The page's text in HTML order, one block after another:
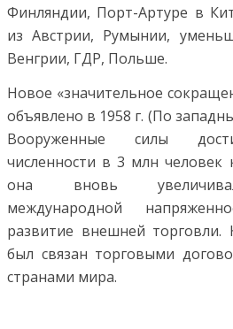
Финляндии, Порт-Артуре в
из Австрии, Румынии,
Венгрии, ГДР, Польше.
Новое «значительное
объявлено в 1958 г. (По
Вооруженные силы
численности в 3 млн
она вновь
международной
развитие внешней торговли.
был связан торговыми
странами мира.